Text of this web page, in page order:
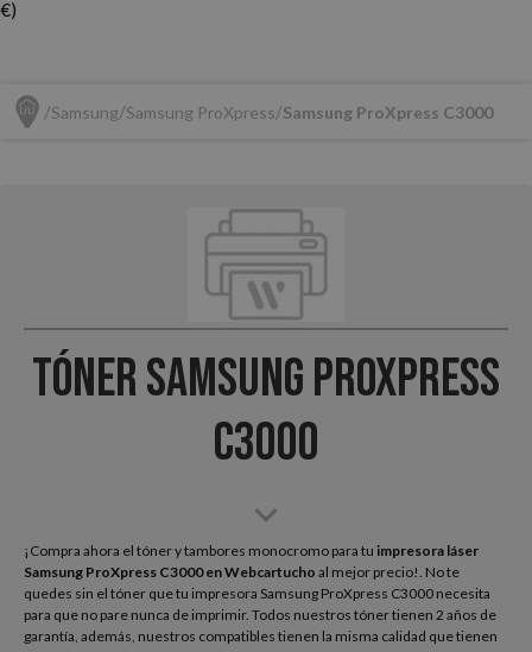
€)
Samsung Samsung ProXpress Samsung ProXpress C3000
Tóner Samsung ProXpress
C3000
¡Compra ahora el tóner y tambores monocromo para tu impresora láser
Samsung ProXpress C3000 en Webcartucho al mejor precio!. No te
quedes sin el tóner que tu impresora Samsung ProXpress C3000 necesita
para que no pare nunca de imprimir. Todos nuestros tóner tienen 2 años de
garantía, además, nuestros compatibles tienen la misma calidad que tienen